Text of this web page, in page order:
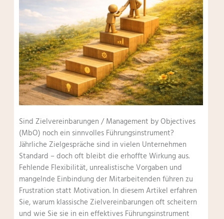
Sind Zielvereinbarungen / Management by Objectives
(MbO) noch ein sinnvolles Führungsinstrument?
Jährliche Zielgespräche sind in vielen Unternehmen
Standard – doch oft bleibt die erhoffte Wirkung aus.
Fehlende Flexibilität, unrealistische Vorgaben und
mangelnde Einbindung der Mitarbeitenden führen zu
Frustration statt Motivation. In diesem Artikel erfahren
Sie, warum klassische Zielvereinbarungen oft scheitern
und wie Sie sie in ein effektives Führungsinstrument